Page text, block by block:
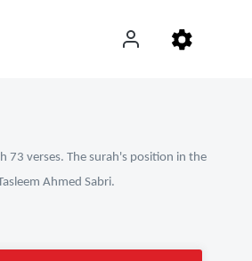
73 verses. The surah's position in the
Ahmed Sabri.